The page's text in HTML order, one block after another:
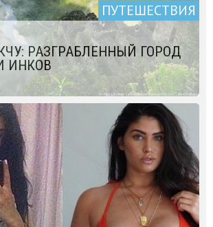
ПУТЕШЕСТВИЯ
РАЗГРАБЛЕННЫЙ ГОРОД
ИНКОВ